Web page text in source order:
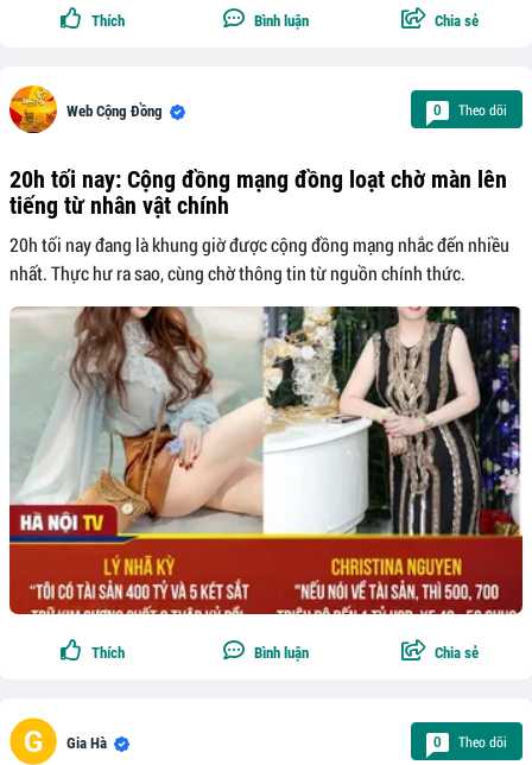
Thích Bình luận Chia sẻ
Web Cộng Đồng 0 Theo dõi
20h tối nay: Cộng đồng mạng đồng loạt chờ màn lên
tiếng từ nhân vật chính
20h tối nay đang là khung giờ được cộng đồng mạng nhắc đến nhiều
nhất. Thực hư ra sao, cùng chờ thông tin từ nguồn chính thức.
Thích Bình luận Chia sẻ
Gia Hà 0 Theo dõi